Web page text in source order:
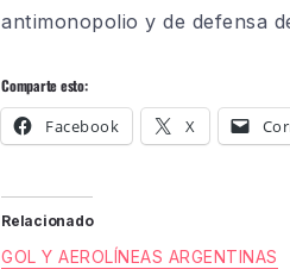
antimonopolio y de defensa
Comparte esto:
Facebook X
Relacionado
GOL Y AEROLÍNEAS ARGENTINAS